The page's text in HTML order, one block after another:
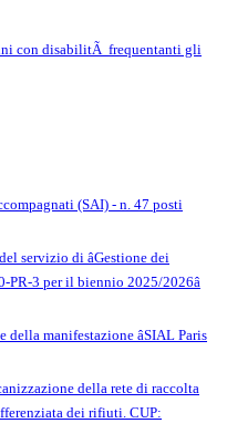
con disabilitÃ frequentanti gli
(SAI) - n. 47 posti
servizio di âGestione dei
3 per il biennio 2025/2026â
manifestazione âSIAL Paris
della rete di raccolta
dei rifiuti. CUP: